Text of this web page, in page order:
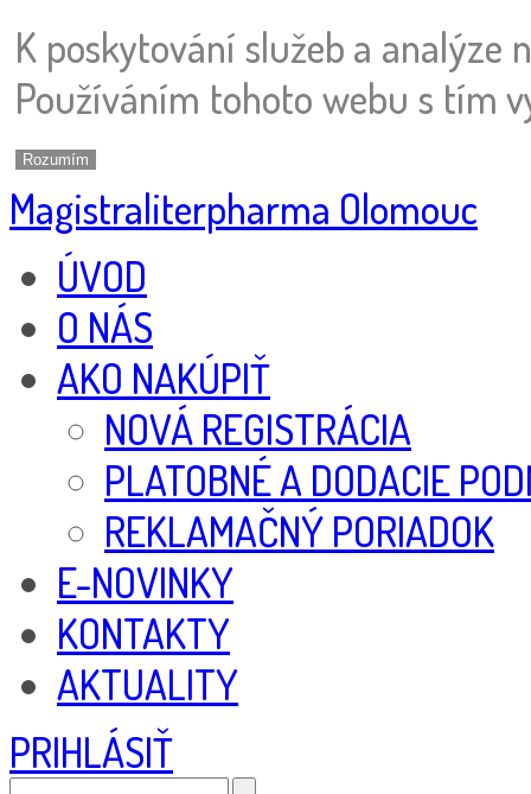
K poskytování služeb a analýze
Používáním tohoto webu s tím
Rozumím
Magistraliterpharma Olomouc
ÚVOD
O NÁS
AKO NAKÚPIŤ
NOVÁ REGISTRÁCIA
PLATOBNÉ A DODACIE
REKLAMAČNÝ PORIADOK
E-NOVINKY
KONTAKTY
AKTUALITY
PRIHLÁSIŤ